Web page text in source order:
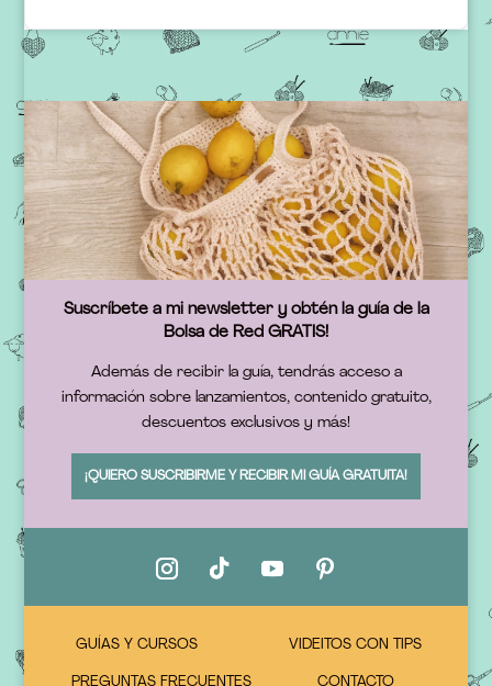
Suscríbete a mi newsletter y obtén la guía de la
Bolsa de Red GRATIS!
Además de recibir la guía, tendrás acceso a
información sobre lanzamientos, contenido gratuito,
descuentos exclusivos y más!
¡QUIERO SUSCRIBIRME Y RECIBIR MI GUÍA GRATUITA!
GUÍAS Y CURSOS VIDEITOS CON TIPS
PREGUNTAS FRECUENTES CONTACTO